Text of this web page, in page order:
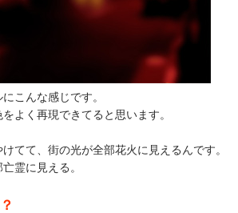
こんな感じです。
よく再現できてると思います。
てて、街の光が全部花火に見えるんです。
霊に見える。